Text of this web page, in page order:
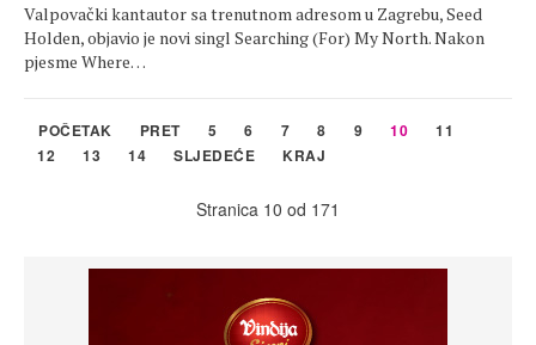
Valpovački kantautor sa trenutnom adresom u Zagrebu, Seed
Holden, objavio je novi singl Searching (For) My North. Nakon
pjesme Where…
POČETAK PRET 5 6 7 8 9 10
11
12
13 14 SLJEDEĆE KRAJ
Stranica 10 od 171